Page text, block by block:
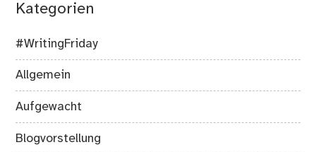
Kategorien
#WritingFriday
Allgemein
Aufgewacht
Blogvorstellung